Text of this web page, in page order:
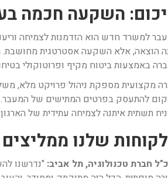
השקעה חכמה
למשרד חדש הוא הזדמנות לצמיחה
הוצאה, אלא השקעה אסטרטגית
באמצעות ביטוח מקיף ופרוטוקולי
מקצועית מספקת ניהול פרויקט מלא,
להתעסק בפרטים המתישים של המעבר.
תשתית איתנה לצמיחה עתידית של
שלנו ממליצים
חברת טכנולוגיה, תל אביב: